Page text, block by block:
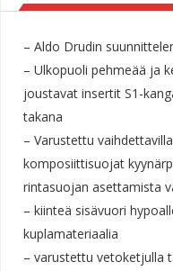
– Aldo Drudin
– Ulkopuoli pehmeää ja
joustavat insertit S1-
takana
– Varustettu
komposiittisuojat
rintasuojan asettamista
– kiinteä sisävuori
kuplamateriaalia
– varustettu vetoketjulla